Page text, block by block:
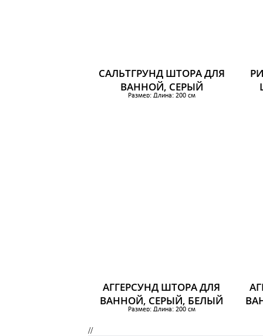
САЛЬТГРУНД ШТОРА ДЛЯ
ВАННОЙ, СЕРЫЙ
Размер: Длина: 200 см
АГГЕРСУНД ШТОРА ДЛЯ
ВАННОЙ, СЕРЫЙ, БЕЛЫЙ
Размер: Длина: 200 см
//